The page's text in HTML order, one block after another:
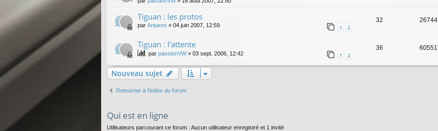
Tiguan : les protos
par Antares » 04 juin 2007, 12:59 1 2
32 26744
Tiguan : l'attente
par passionVW» 03 sept. 2006, 12:42 1 2
36 60551
Nouveau sujet
Retourner à l’index du forum
Qui est en ligne
Utilisateurs parcourant ce forum : Aucun utilisateur enregistré et 1 invité